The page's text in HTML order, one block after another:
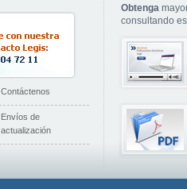
Contáctenos
Envíos de
actualización
Obtenga
consultando